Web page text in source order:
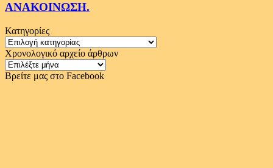
ΑΝΑΚΟΙΝΩΣΗ.
Κατηγορίες
Κατηγορίες
Χρονολογικό αρχείο άρθρων
Χρονολογικό
αρχείο
Βρείτε μας στο Facebook